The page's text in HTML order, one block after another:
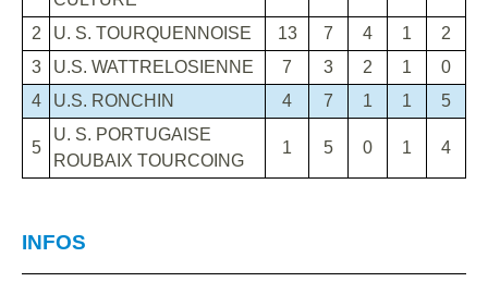
2 U. S. TOURQUENNOISE 13 7 4 1
2
3
U.S. WATTRELOSIENNE 7 3 2 1
0
4
U.S. RONCHIN 4 7 1 1 5
5
U. S. PORTUGAISE
ROUBAIX TOURCOING
1 5 0 1 4
INFOS